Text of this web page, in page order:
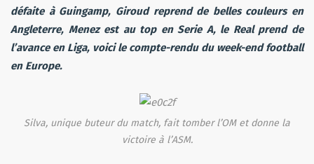
défaite à Guingamp, Giroud reprend de belles couleurs en
Angleterre, Menez est au top en Serie A, le Real prend de
l’avance en Liga, voici le compte-rendu du week-end football
en Europe.
Silva, unique buteur du match, fait tomber l’OM et donne la
victoire à l’ASM.